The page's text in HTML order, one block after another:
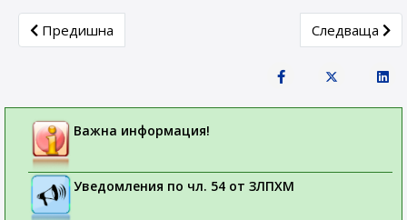
Previous article: Лекарствени продукти, получили
Предишна Next article:
Следваща
Важна информация!
Уведомления по чл. 54 от ЗЛПХМ